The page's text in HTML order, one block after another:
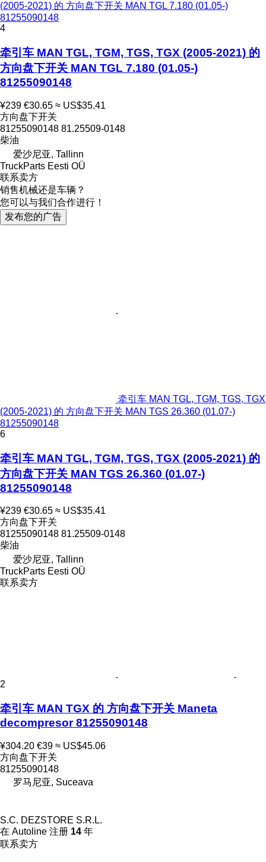
(2005-2021) 的 方向盘下开关 MAN TGL 7.180 (01.05-)
81255090148
4
牵引车 MAN TGL, TGM, TGS, TGX (2005-2021) 的
方向盘下开关 MAN TGL 7.180 (01.05-)
81255090148
¥239 €30.65 ≈ US$35.41
方向盘下开关
81255090148 81.25509-0148
柴油
爱沙尼亚, Tallinn
TruckParts Eesti OÜ
联系卖方
销售机械还是车辆？
您可以与我们合作进行！
发布您的广告
牵引车 MAN TGL, TGM, TGS, TGX
(2005-2021) 的 方向盘下开关 MAN TGS 26.360 (01.07-)
81255090148
6
牵引车 MAN TGL, TGM, TGS, TGX (2005-2021) 的
方向盘下开关 MAN TGS 26.360 (01.07-)
81255090148
¥239 €30.65 ≈ US$35.41
方向盘下开关
81255090148 81.25509-0148
柴油
爱沙尼亚, Tallinn
TruckParts Eesti OÜ
联系卖方
2
牵引车 MAN TGX 的 方向盘下开关 Maneta
decompresor 81255090148
¥304.20 €39 ≈ US$45.06
方向盘下开关
81255090148
罗马尼亚, Suceava
S.C. DEZSTORE S.R.L.
在 Autoline 注册 14 年
联系卖方